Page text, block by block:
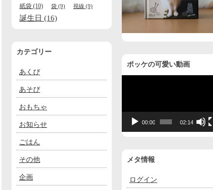
紙袋 (10) 袋 (9) 視線 (9)
誕生日 (16)
カテゴリー
あくび
あそび
おもちゃ
お知らせ
ごはん
その他
企画
ポッケの可愛い動画
レ
00:00 02:14
メタ情報
ログイン